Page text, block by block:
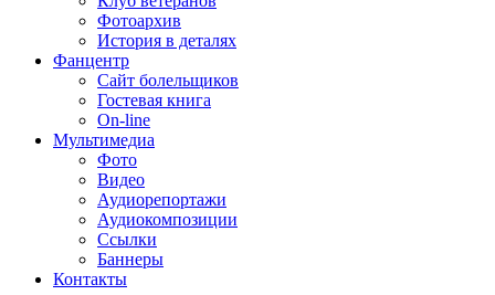
Фотоархив
История в деталях
Фанцентр
Сайт болельщиков
Гостевая книга
On-line
Мультимедиа
Фото
Видео
Аудиорепортажи
Аудиокомпозиции
Ссылки
Баннеры
Контакты